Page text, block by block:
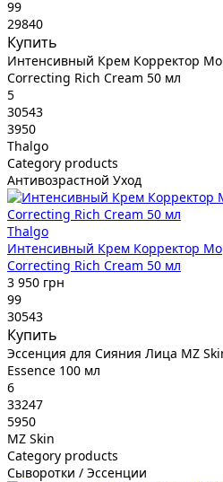
99
29840
Купить
Интенсивный Крем Корректор
Correcting Rich Cream 50 мл
5
30543
3950
Thalgo
Category products
Антивозрастной Уход
Thalgo
Интенсивный Крем Корректор
Correcting Rich Cream 50 мл
3 950 грн
99
30543
Купить
Эссенция для Сияния Лица MZ
Essence 100 мл
6
33247
5950
MZ Skin
Category products
Сыворотки / Эссенции